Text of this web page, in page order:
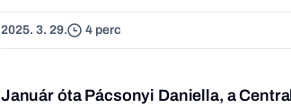
2025. 3. 29. 4 perc
Január óta Pácsonyi Daniella, a